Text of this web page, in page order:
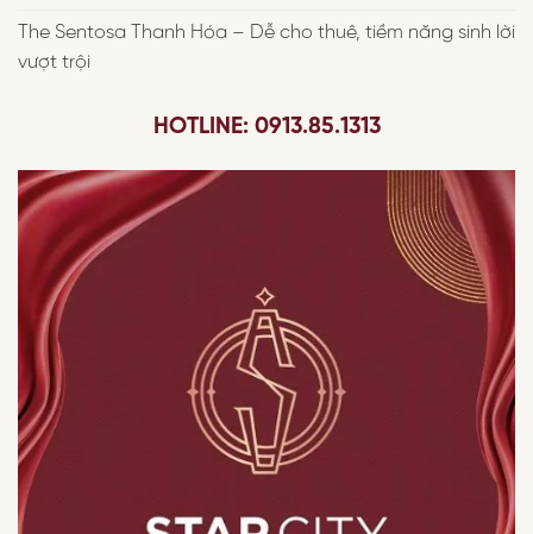
The Sentosa Thanh Hóa – Dễ cho thuê, tiềm năng sinh lời
vượt trội
HOTLINE: 0913.85.1313